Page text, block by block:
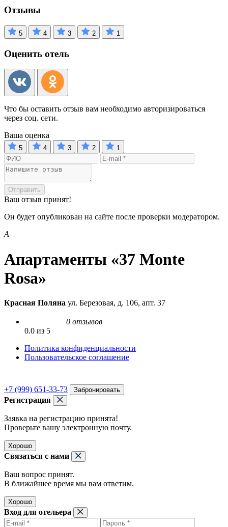
Отзывы
5 4 3 2 1
Оценить отель
Что бы оставить отзыв вам необходимо авторизироваться
через соц. сети.
Ваша оценка
5 4 3 2 1
Отправить
Ваш отзыв принят!
Он будет опубликован на сайте после проверки модератором.
А
Апартаменты «37 Monte
Rosa»
Красная Поляна ул. Березовая, д. 106, апт. 37
0 отзывов
0.0 из 5
Политика конфиденциальности
Пользовательское соглашение
+7 (999) 651-33-73 Забронировать
Регистрация
Заявка на регистрацию принята!
Проверьте вашу электронную почту.
Хорошо
Связаться с нами
Ваш вопрос принят.
В ближайшее время мы вам ответим.
Хорошо
Вход для отельера